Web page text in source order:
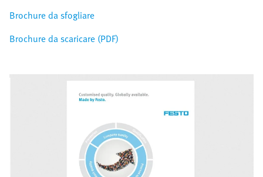
Brochure da sfogliare
Brochure da scaricare (PDF)